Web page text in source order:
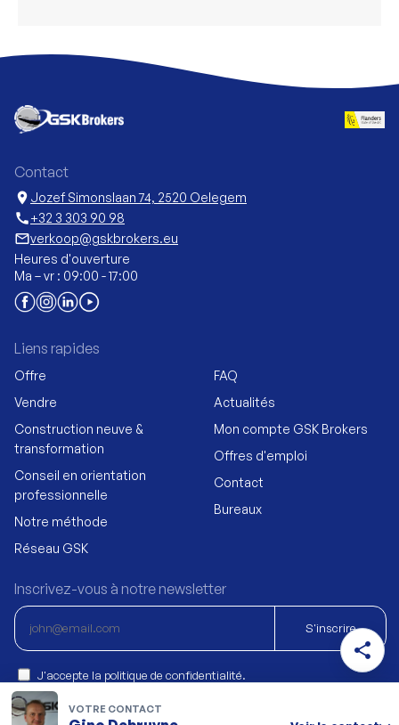
share
VOTRE CONTACT
Contact
location_on Jozef Simonslaan 74, 2520 Oelegem
call+32 3 303 90 98
mail_outlineverkoop@gskbrokers.eu
Heures d'ouverture
Ma – vr : 09:00 - 17:00
Liens rapides
Offre
Vendre
Construction neuve &
transformation
Conseil en orientation
professionnelle
Notre méthode
Réseau GSK
FAQ
Actualités
Mon compte GSK Brokers
Offres d'emploi
Contact
Bureaux
Inscrivez-vous à notre newsletter
S'inscrire
J'accepte la politique de confidentialité.